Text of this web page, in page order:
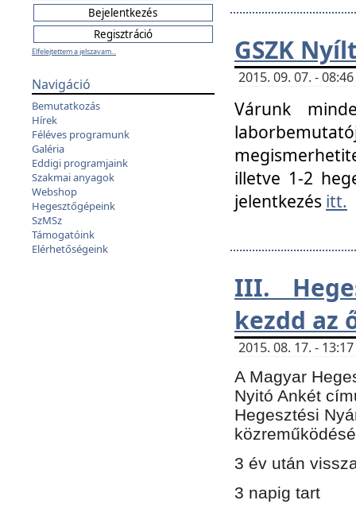
Elfelejtettem a jelszavam...
Navigáció
Bemutatkozás
Hírek
Féléves programunk
Galéria
Eddigi programjaink
Szakmai anyagok
Webshop
Hegesztőgépeink
SzMSz
Támogatóink
Elérhetőségeink
GSZK
2015. 09. 07. -
Várunk
illetve 1-2
jelentkezés itt.
III.
kezdd az
2015. 08. 17. -
A Magyar
Nyitó Ankét
Hegesztési
3 év után
3 napig tart